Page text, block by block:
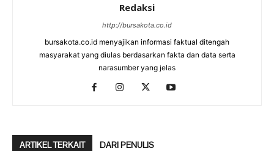
Redaksi
http://bursakota.co.id
bursakota.co.id menyajikan informasi faktual ditengah
masyarakat yang diulas berdasarkan fakta dan data serta
narasumber yang jelas
ARTIKEL TERKAIT DARI PENULIS